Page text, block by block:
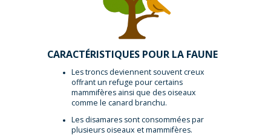
CARACTÉRISTIQUES POUR LA FAUNE
Les troncs deviennent souvent creux
offrant un refuge pour certains
mammifères ainsi que des oiseaux
comme le canard branchu.
Les disamares sont consommées par
plusieurs oiseaux et mammifères.